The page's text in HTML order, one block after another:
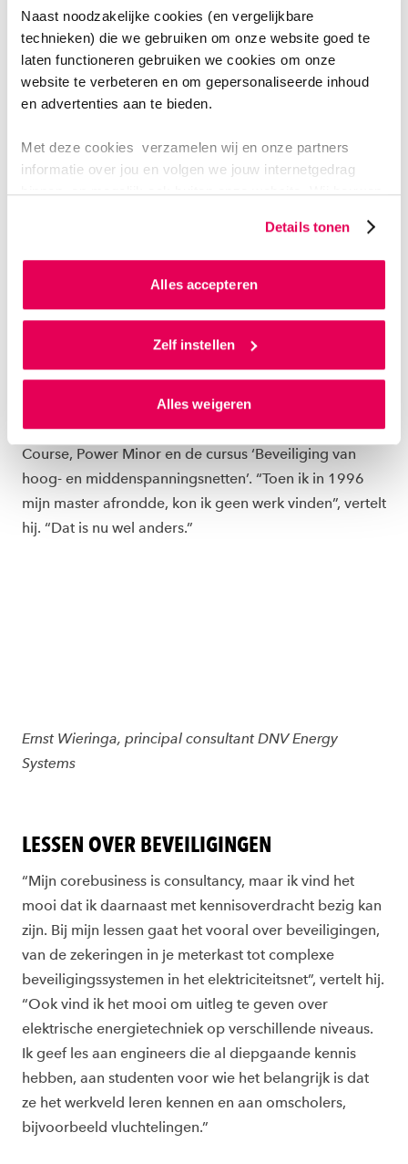
Naast noodzakelijke cookies (en vergelijkbare
technieken) die we gebruiken om onze website goed te
laten functioneren gebruiken we cookies om onze
website te verbeteren en om gepersonaliseerde inhoud
en advertenties aan te bieden.
Met deze cookies verzamelen wij en onze partners
informatie over jou en volgen we jouw internetgedrag
binnen, en mogelijk ook buiten onze website. Wij bouwen
website en communicatie aan op jouw voorkeuren. Ook
kunnen we zo gerichte advertenties laten zien op basis
van jouw internetgedrag.
Als je op ‘Alles accepteren’ klikt dan geef je ons
toestemming om cookies voor social media en
gepersonaliseerde advertenties te plaatsen. Lees
cookiestatement. Via ‘Zelf instellen’ kun je ook zelf
instellen welke cookies we plaatsen. Je kunt je
toestemming altijd wijzigen of intrekken via
onscookiestatement.
Details tonen
Alles accepteren
Zelf instellen
Alles weigeren
dat het essentieel is dat organisaties en bedrijven die
daarmee bezig zijn, hun kennis delen.
ELEKTRISCHE ENERGIETECHNIEK
Ernst Wierenga is principal consultant bij DNV Energy
onder meer de energiesector helpt met advies,
certificering en trainingen. Zelf heeft Ernst zijn
volledige carrière gewijd aan elektrische
energietechniek en deelt hij zijn kennis nu in de Power
Course, Power Minor en de cursus ‘Beveiliging van
hoog- en middenspanningsnetten’. “Toen ik in 1996
mijn master afrondde, kon ik geen werk vinden”, vertelt
hij. “Dat is nu wel anders.”
Ernst Wieringa, principal consultant DNV Energy
Systems
LESSEN OVER BEVEILIGINGEN
“Mijn corebusiness is consultancy, maar ik vind het
mooi dat ik daarnaast met kennisoverdracht bezig kan
zijn. Bij mijn lessen gaat het vooral over beveiligingen,
van de zekeringen in je meterkast tot complexe
beveiligingssystemen in het elektriciteitsnet”, vertelt hij.
“Ook vind ik het mooi om uitleg te geven over
elektrische energietechniek op verschillende niveaus.
Ik geef les aan engineers die al diepgaande kennis
hebben, aan studenten voor wie het belangrijk is dat
ze het werkveld leren kennen en aan omscholers,
bijvoorbeeld vluchtelingen.”